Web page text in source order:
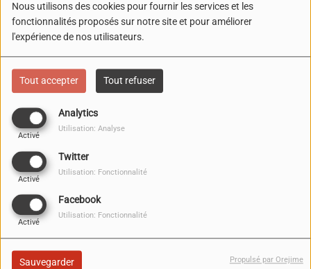
Nous utilisons des cookies pour fournir les services et les
fonctionnalités proposés sur notre site et pour améliorer
l'expérience de nos utilisateurs.
Tout accepter Tout refuser
Analytics
Activé
Utilisation: Analyse
Twitter
Activé
Utilisation: Fonctionnalité
Facebook
Activé
Utilisation: Fonctionnalité
Sauvegarder Propulsé par Orejime
PRÉPARENT LEUR
GRAND RETOUR !
CHARLOTTE CARDIN
SINGLE "TANT PIS POUR
TEASE SON PROCHAIN
ALBUM